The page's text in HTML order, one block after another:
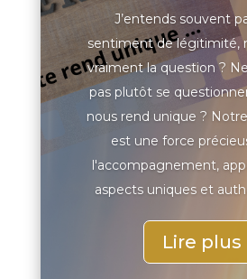
J’entends souvent
sentiment de légitimité,
vraiment la question ?
pas plutôt se
nous rend unique ?
est une force
l'accompagnement,
aspects uniques et
Lire plus